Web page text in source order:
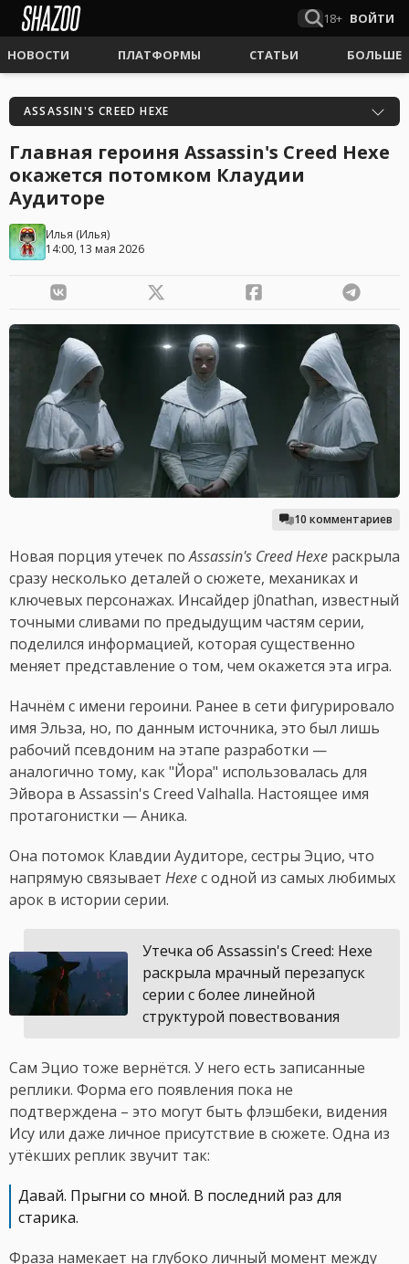
18+ ВОЙТИ
НОВОСТИ ПЛАТФОРМЫ СТАТЬИ БОЛЬШЕ
ASSASSIN'S CREED HEXE
Главная героиня Assassin's Creed Hexe
окажется потомком Клаудии
Аудиторе
Илья (Илья)
14:00, 13 мая 2026
10 комментариев
Новая порция утечек поAssassin's Creed Hexe раскрыла
сразу несколько деталей о сюжете, механиках и
ключевых персонажах. Инсайдер j0nathan, известный
точными сливами по предыдущим частям серии,
поделился информацией, которая существенно
меняет представление о том, чем окажется эта игра.
Начнём с имени героини. Ранее в сети фигурировало
имя Эльза, но, по данным источника, это был лишь
рабочий псевдоним на этапе разработки —
аналогично тому, как "Йора" использовалась для
Эйвора в Assassin's Creed Valhalla. Настоящее имя
протагонистки — Аника.
Она потомок Клавдии Аудиторе, сестры Эцио, что
напрямую связывает Hexeс одной из самых любимых
арок в истории серии.
Утечка об Assassin's Creed: Hexe
раскрыла мрачный перезапуск
серии с более линейной
структурой повествования
Сам Эцио тоже вернётся. У него есть записанные
реплики. Форма его появления пока не
подтверждена – это могут быть флэшбеки, видения
Исy или даже личное присутствие в сюжете. Одна из
утёкших реплик звучит так:
Давай. Прыгни со мной. В последний раз для
старика.
Фраза намекает на глубоко личный момент между